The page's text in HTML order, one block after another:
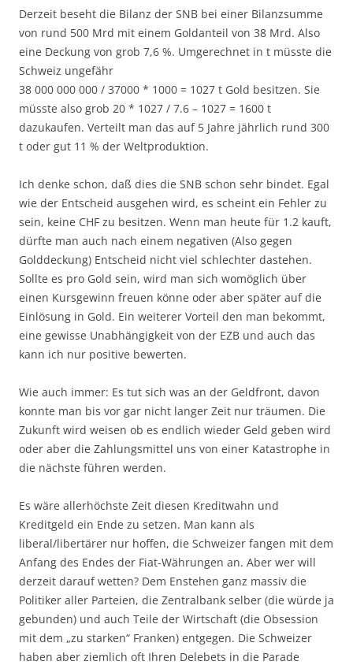
Derzeit beseht die Bilanz der SNB bei einer Bilanzsumme
von rund 500 Mrd mit einem Goldanteil von 38 Mrd. Also
eine Deckung von grob 7,6 %. Umgerechnet in t müsste die
Schweiz ungefähr
38 000 000 000 / 37000 * 1000 = 1027 t Gold besitzen. Sie
müsste also grob 20 * 1027 / 7.6 – 1027 = 1600 t
dazukaufen. Verteilt man das auf 5 Jahre jährlich rund 300
t oder gut 11 % der Weltproduktion.
Ich denke schon, daß dies die SNB schon sehr bindet. Egal
wie der Entscheid ausgehen wird, es scheint ein Fehler zu
sein, keine CHF zu besitzen. Wenn man heute für 1.2 kauft,
dürfte man auch nach einem negativen (Also gegen
Golddeckung) Entscheid nicht viel schlechter dastehen.
Sollte es pro Gold sein, wird man sich womöglich über
einen Kursgewinn freuen könne oder aber später auf die
Einlösung in Gold. Ein weiterer Vorteil den man bekommt,
eine gewisse Unabhängigkeit von der EZB und auch das
kann ich nur positive bewerten.
Wie auch immer: Es tut sich was an der Geldfront, davon
konnte man bis vor gar nicht langer Zeit nur träumen. Die
Zukunft wird weisen ob es endlich wieder Geld geben wird
oder aber die Zahlungsmittel uns von einer Katastrophe in
die nächste führen werden.
Es wäre allerhöchste Zeit diesen Kreditwahn und
Kreditgeld ein Ende zu setzen. Man kann als
liberal/libertärer nur hoffen, die Schweizer fangen mit dem
Anfang des Endes der Fiat-Währungen an. Aber wer will
derzeit darauf wetten? Dem Enstehen ganz massiv die
Politiker aller Parteien, die Zentralbank selber (die würde ja
gebunden) und auch Teile der Wirtschaft (die Obsession
mit dem „zu starken“ Franken) entgegen. Die Schweizer
haben aber ziemlich oft Ihren Delebets in die Parade